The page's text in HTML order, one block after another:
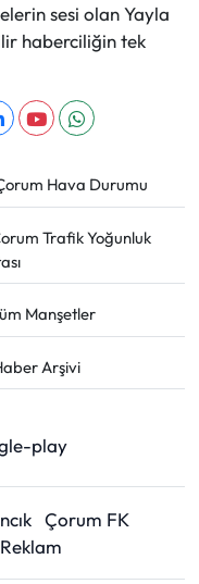
sesi olan Yayla
haberciliğin tek
Hava Durumu
Trafik Yoğunluk
Manşetler
Arşivi
Çorum FK